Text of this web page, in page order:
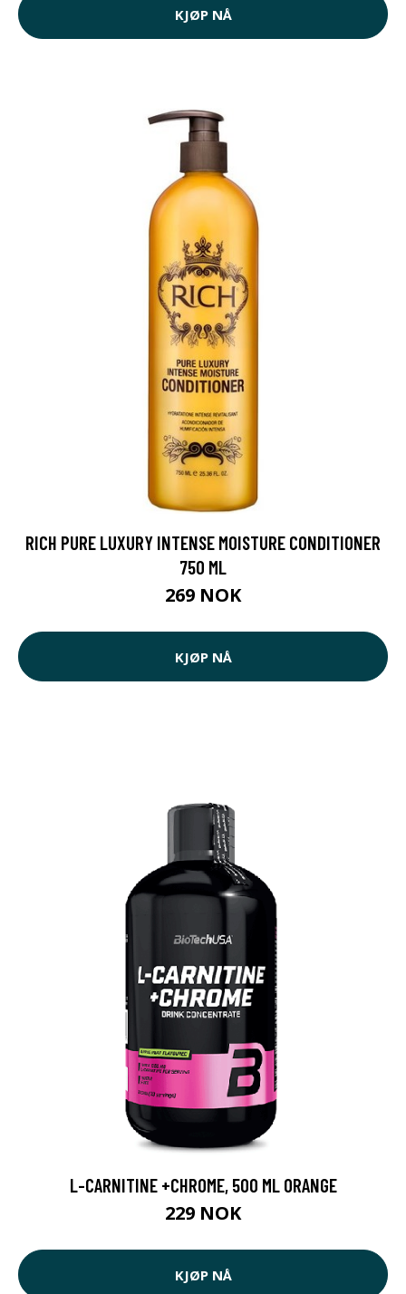
KJØP NÅ
RICH PURE LUXURY INTENSE MOISTURE CONDITIONER
750 ML
269 NOK
KJØP NÅ
L-CARNITINE +CHROME, 500 ML ORANGE
229 NOK
KJØP NÅ